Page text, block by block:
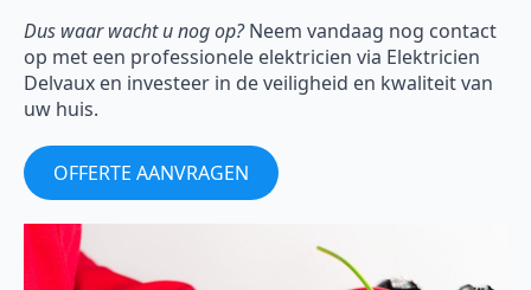
Dus waar wacht u nog op?Neem vandaag nog contact
op met een professionele elektricien via Elektricien
Delvaux en investeer in de veiligheid en kwaliteit van
uw huis.
OFFERTE AANVRAGEN